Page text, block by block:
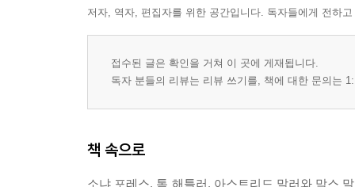
저자, 역자, 편집자를 위한 공간입니다. 독자들에게 전하
접수된 글은 확인을 거쳐 이 곳에 게재됩니다.
독자 분들의 리뷰는 리뷰 쓰기를, 책에 대한 문의는
책 속으로
소냐 포레스. 톰 해틀러. 아스트리드 말러와 막스